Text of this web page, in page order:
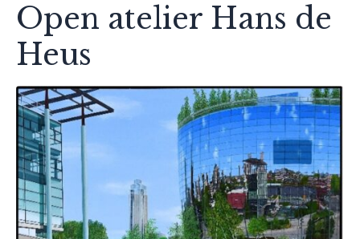
Open atelier Hans de
Heus